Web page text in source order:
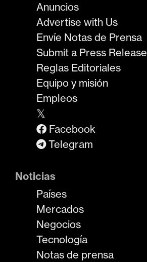
Anuncios
Advertise with Us
Envíe Notas de Prensa
Submit a Press Release
Reglas Editoriales
Equipo y misión
Empleos
𝕏
Facebook
Telegram
Noticias
Países
Mercados
Negocios
Tecnología
Notas de prensa